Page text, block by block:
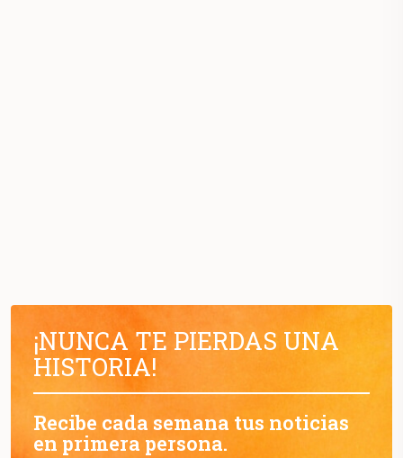
¡NUNCA TE PIERDAS UNA
HISTORIA!
Recibe cada semana tus noticias
en primera persona.